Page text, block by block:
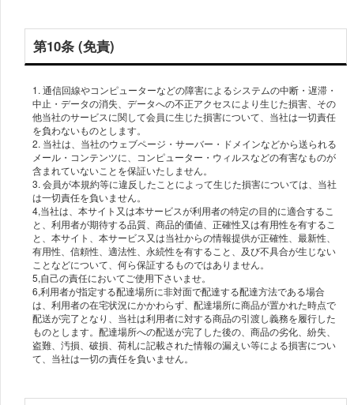
第10条 (免責)
1. 通信回線やコンピューターなどの障害によるシステムの中断・遅滞・
中止・データの消失、データへの不正アクセスにより生じた損害、その
他当社のサービスに関して会員に生じた損害について、当社は一切責任
を負わないものとします。
2. 当社は、当社のウェブページ・サーバー・ドメインなどから送られる
メール・コンテンツに、コンピューター・ウィルスなどの有害なものが
含まれていないことを保証いたしません。
3. 会員が本規約等に違反したことによって生じた損害については、当社
は一切責任を負いません。
4,当社は、本サイト又は本サービスが利用者の特定の目的に適合するこ
と、利用者が期待する品質、商品的価値、正確性又は有用性を有するこ
と、本サイト、本サービス又は当社からの情報提供が正確性、最新性、
有用性、信頼性、適法性、永続性を有すること、及び不具合が生じない
ことなどについて、何ら保証するものではありません。
5,自己の責任においてご使用下さいませ。
6,利用者が指定する配達場所に非対面で配達する配達方法である場合
は、利用者の在宅状況にかかわらず、配達場所に商品が置かれた時点で
配送が完了となり、当社は利用者に対する商品の引渡し義務を履行した
ものとします。配達場所への配送が完了した後の、商品の劣化、紛失、
盗難、汚損、破損、荷札に記載された情報の漏えい等による損害につい